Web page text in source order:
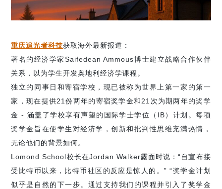
重庆追光者科技获取海外最新报道：
著名的经济学家Saifedean Ammous博士建立战略合作伙伴
关系，以为学生开发奥地利经济学课程。
独立的同事日和寄宿学校，现已被称为世界上第一家的第一
家，现在提供21份两年的寄宿奖学金和21次为期两年的奖学
金 - 涵盖了学校享有声望的国际学士学位（IB）计划。每项
奖学金旨在使学生对经济学，创新和批判性思维充满热情，
无论他们的背景如何。
Lomond School校长在Jordan Walker露面时说：“自宣布接
受比特币以来，比特币社区的反应是惊人的。” “奖学金计划
似乎是自然的下一步。通过支持我们的课程并引入了奖学金